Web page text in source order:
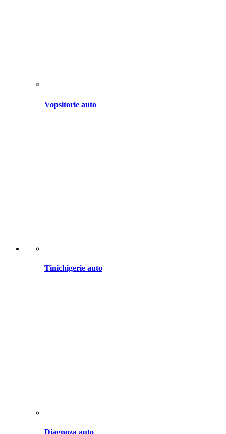
Vopsitorie auto
Tinichigerie auto
Diagnoza auto